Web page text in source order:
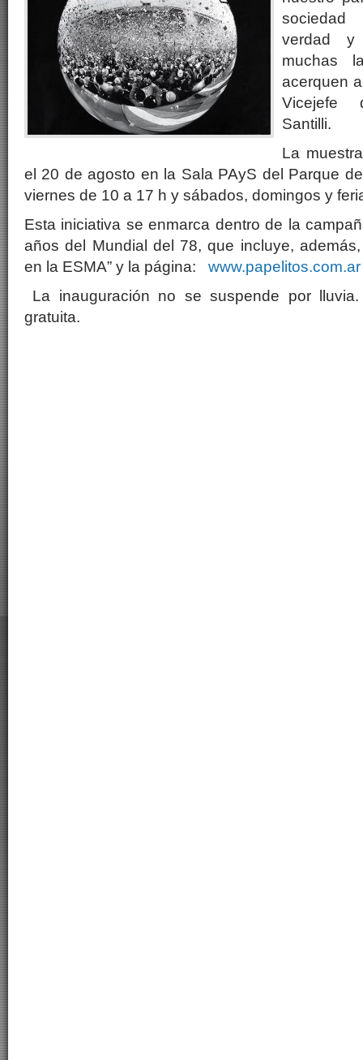
verdad y
muchas
acerquen
Vicejefe
Santilli.
La
el 20 de agosto en la Sala PAyS del Parque
viernes de 10 a 17 h y sábados, domingos y
Esta iniciativa se enmarca dentro de la
años del Mundial del 78, que incluye,
en la ESMA” y la página: www.papelitos.com.ar
La inauguración no se suspende por
gratuita.